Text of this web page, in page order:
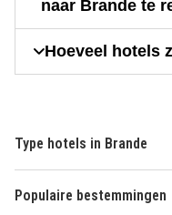
naar Brande te
Hoeveel hotels
Type hotels in Brande
Populaire bestemmingen